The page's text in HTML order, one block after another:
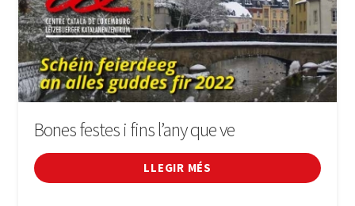
Bones festes i fins l’any que ve
LLEGIR MÉS